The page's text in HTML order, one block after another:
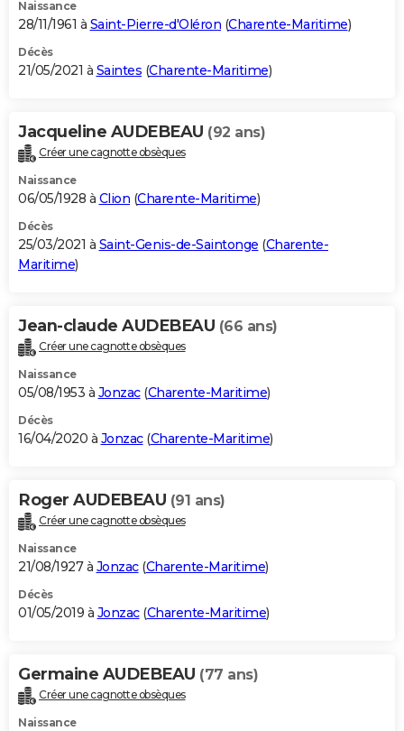
Naissance
28/11/1961 à Saint-Pierre-d'Oléron (Charente-Maritime)
Décès
21/05/2021 à Saintes (Charente-Maritime)
Jacqueline AUDEBEAU (92 ans)
Créer une cagnotte obsèques
Naissance
06/05/1928 à Clion (Charente-Maritime)
Décès
25/03/2021 à Saint-Genis-de-Saintonge (Charente-
Maritime)
Jean-claude AUDEBEAU (66 ans)
Créer une cagnotte obsèques
Naissance
05/08/1953 à Jonzac(Charente-Maritime)
Décès
16/04/2020 à Jonzac(Charente-Maritime)
Roger AUDEBEAU (91 ans)
Créer une cagnotte obsèques
Naissance
21/08/1927 à Jonzac(Charente-Maritime)
Décès
01/05/2019 à Jonzac(Charente-Maritime)
Germaine AUDEBEAU (77 ans)
Créer une cagnotte obsèques
Naissance